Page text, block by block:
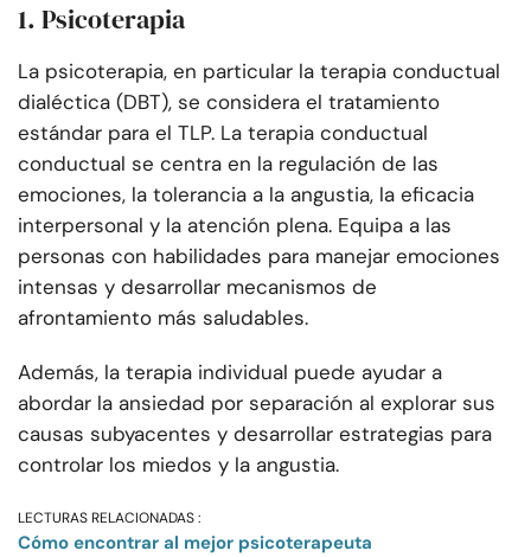
1. Psicoterapia
La psicoterapia, en particular la terapia conductual
dialéctica (DBT), se considera el tratamiento
estándar para el TLP. La terapia conductual
conductual se centra en la regulación de las
emociones, la tolerancia a la angustia, la eficacia
interpersonal y la atención plena. Equipa a las
personas con habilidades para manejar emociones
intensas y desarrollar mecanismos de
afrontamiento más saludables.
Además, la terapia individual puede ayudar a
abordar la ansiedad por separación al explorar sus
causas subyacentes y desarrollar estrategias para
controlar los miedos y la angustia.
LECTURAS RELACIONADAS :
Cómo encontrar al mejor psicoterapeuta